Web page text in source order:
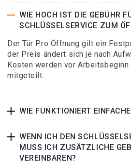
WIE HOCH IST DIE GEBÜHR
SCHLÜSSELSERVICE ZUM
Der Tür Pro Öffnung gilt ein
der Preis ändert sich je nach
Kosten werden vor
mitgeteilt.
WIE FUNKTIONIERT
WENN ICH DEN
MUSS ICH ZUSÄTZLICHE
VEREINBAREN?